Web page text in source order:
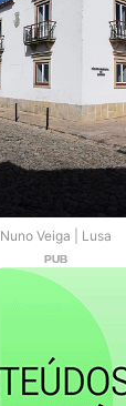
Nuno Veiga | Lusa